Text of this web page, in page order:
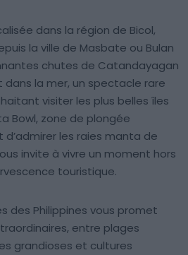
dans la région de Bicol,
la ville de Masbate ou Bulan
chutes de Catandayagan
la mer, un spectacle rare
visiter les plus belles îles
Bowl, zone de plongée
les raies manta de
invite à vivre un moment hors
touristique.
des Philippines vous promet
entre plages
grandioses et cultures